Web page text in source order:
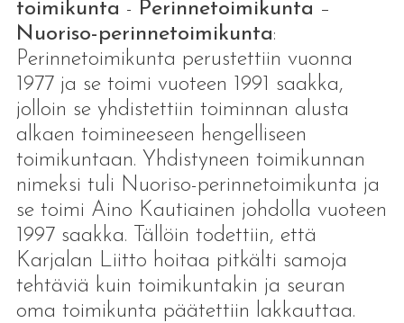
toimikunta - Perinnetoimikunta –
Nuoriso-perinnetoimikunta:
Perinnetoimikunta perustettiin vuonna
1977 ja se toimi vuoteen 1991 saakka,
jolloin se yhdistettiin toiminnan alusta
alkaen toimineeseen hengelliseen
toimikuntaan. Yhdistyneen toimikunnan
nimeksi tuli Nuoriso-perinnetoimikunta ja
se toimi Aino Kautiainen johdolla vuoteen
1997 saakka. Tällöin todettiin, että
Karjalan Liitto hoitaa pitkälti samoja
tehtäviä kuin toimikuntakin ja seuran
oma toimikunta päätettiin lakkauttaa.